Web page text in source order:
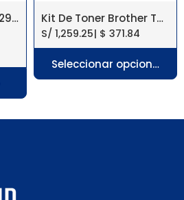
Toner Brother Tn-3429 Hl-l5100dn, Dcpl5650dn Kit De Toner Brother TN213【 HL-L3210CW 】
S/ 1,259.25| $ 371.84
Seleccionar opciones